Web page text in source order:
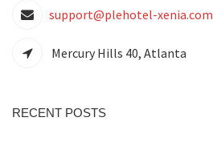
support@plehotel-xenia.com
Mercury Hills 40, Atlanta
RECENT POSTS